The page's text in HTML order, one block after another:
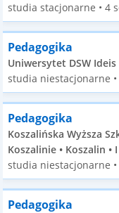
studia stacjonarne • 4
Pedagogika
Uniwersytet DSW Ideis
studia niestacjonarne
Pedagogika
Koszalińska Wyższa
Koszalinie • Koszalin •
studia niestacjonarne
Pedagogika